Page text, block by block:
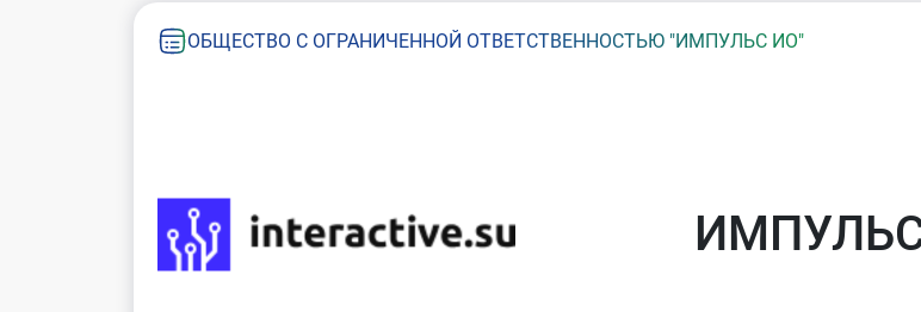
ОБЩЕСТВО С ОГРАНИЧЕННОЙ ОТВЕТСТВЕННОСТЬЮ "ИМПУЛЬС ИО"